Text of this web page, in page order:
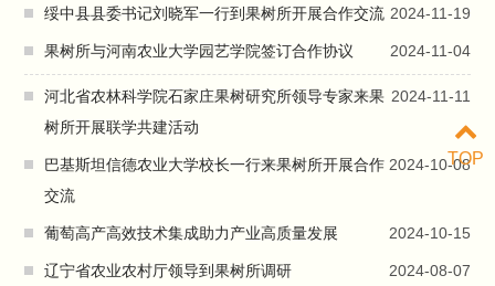
2024-11-19
绥中县县委书记刘晓军一行到果树所开展合作交流
2024-11-04
果树所与河南农业大学园艺学院签订合作协议
2024-11-11
河北省农林科学院石家庄果树研究所领导专家来果
树所开展联学共建活动
2024-10-08
巴基斯坦信德农业大学校长一行来果树所开展合作
交流
2024-10-15
葡萄高产高效技术集成助力产业高质量发展
2024-08-07
辽宁省农业农村厅领导到果树所调研
TOP